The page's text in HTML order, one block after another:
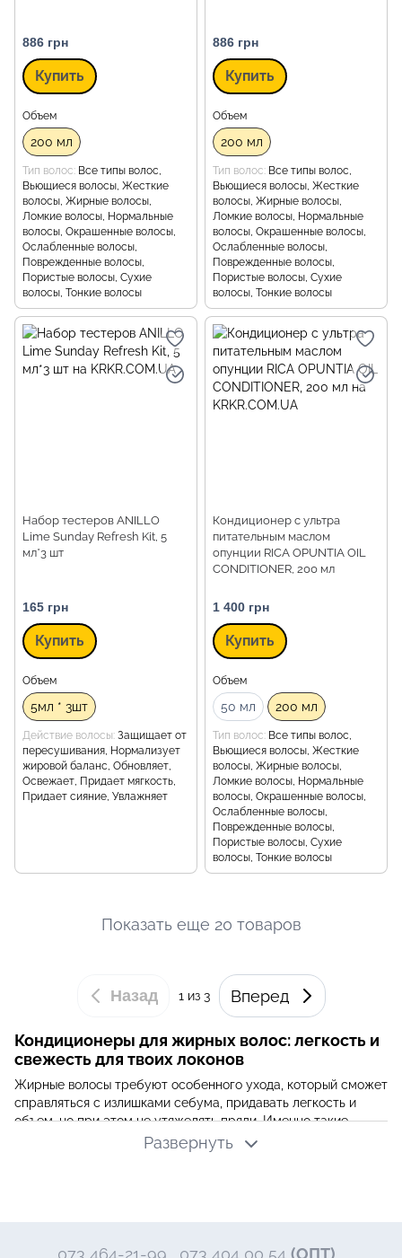
886 грн
Купить
Объем
200 мл
Тип волос Все типы волос,
Вьющиеся волосы, Жесткие
волосы, Жирные волосы,
Ломкие волосы, Нормальные
волосы, Окрашенные волосы,
Ослабленные волосы,
Поврежденные волосы,
Пористые волосы, Сухие
волосы, Тонкие волосы
886 грн
Купить
Объем
200 мл
Тип волос Все типы волос,
Вьющиеся волосы, Жесткие
волосы, Жирные волосы,
Ломкие волосы, Нормальные
волосы, Окрашенные волосы,
Ослабленные волосы,
Поврежденные волосы,
Пористые волосы, Сухие
волосы, Тонкие волосы
Набор тестеров ANILLO
Lime Sunday Refresh Kit, 5
мл*3 шт
165 грн
Купить
Объем
5мл * 3шт
Действие волосы Защищает от
пересушивания, Нормализует
жировой баланс, Обновляет,
Освежает, Придает мягкость,
Придает сияние, Увлажняет
Кондиционер с ультра
питательным маслом
опунции RICA OPUNTIA OIL
CONDITIONER, 200 мл
1 400 грн
Купить
Объем
50 мл 200 мл
Тип волос Все типы волос,
Вьющиеся волосы, Жесткие
волосы, Жирные волосы,
Ломкие волосы, Нормальные
волосы, Окрашенные волосы,
Ослабленные волосы,
Поврежденные волосы,
Пористые волосы, Сухие
волосы, Тонкие волосы
Показать еще 20 товаров
Назад 1 из 3 Вперед
Кондиционеры для жирных волос: легкость и
свежесть для твоих локонов
Жирные волосы требуют особенного ухода, который сможет
справляться с излишками себума, придавать легкость и
объем, но при этом не утяжелять пряди. Именно такие
задачи решают кондиционеры, специально разработанные
для этого типа волос. Интернет-магазин
Развернуть
073 464-21-99 073 404 00 54 (ОПТ)